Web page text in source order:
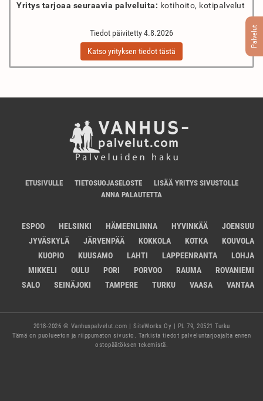
Palvelut
Yritys tarjoaa seuraavia palveluita: kotihoito, kotipalvelut
Tiedot päivitetty 4.8.2026
Katso yrityksen tiedot tästä
ETUSIVULLE TIETOSUOJASELOSTE
LISÄÄ YRITYS SIVUSTOLLE
ANNA PALAUTETTA
ESPOO HELSINKI HÄMEENLINNA HYVINKÄÄ
JOENSUU
JYVÄSKYLÄ
JÄRVENPÄÄ KOKKOLA KOTKA
KOUVOLA
KUOPIO
KUUSAMO LAHTI LAPPEENRANTA
LOHJA
MIKKELI
OULU PORI PORVOO RAUMA
ROVANIEMI
SALO
SEINÄJOKI TAMPERE TURKU VAASA VANTAA
2018-2026 © Vanhuspalvelut.com | SiteWorks Oy | PL 79, 20521 Turku
Tämä on puolueeton ja riippumaton sivusto. Tarkista tiedot palveluntarjoajalta ennen
ostopäätöksen tekemistä.